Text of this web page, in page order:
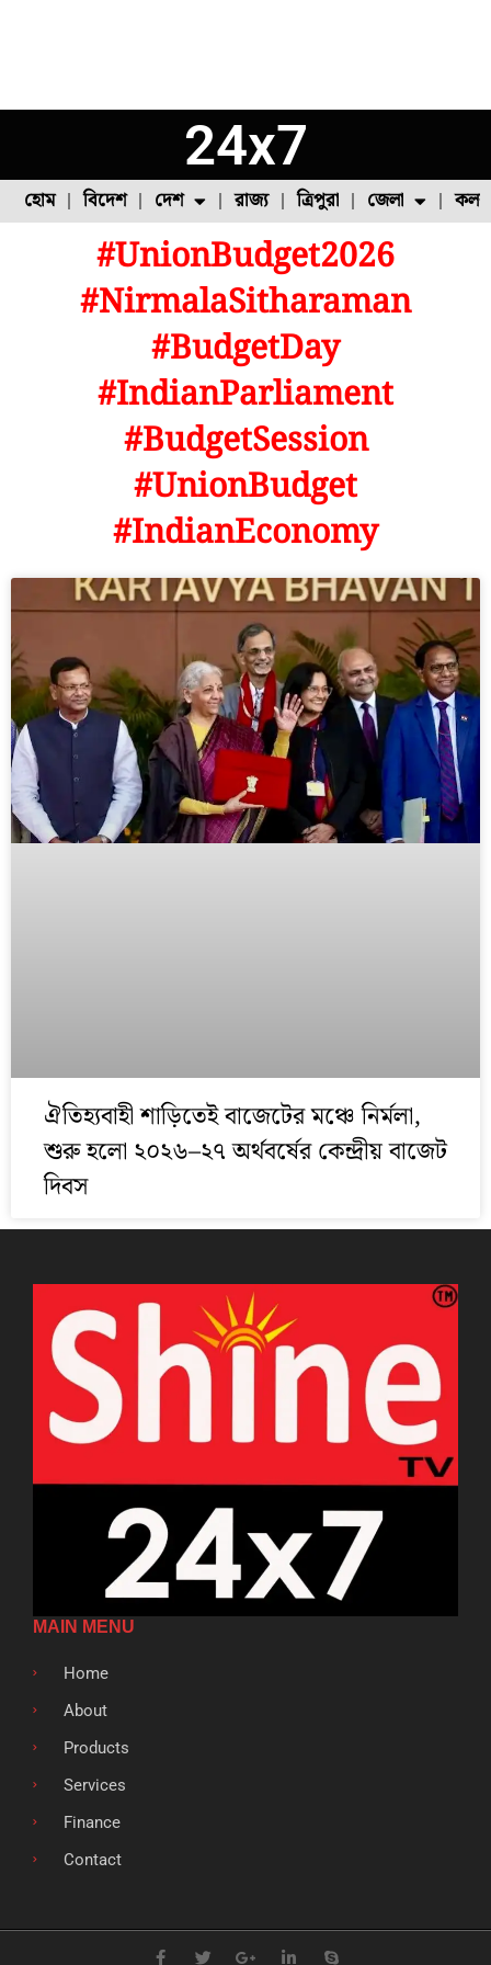
24x7
হোম বিদেশ দেশ
ফুল চাষ ফল চাষ মাছ চাষ
রাজ্য ত্রিপুরা জেলা
উত্তর ২৪ পরগনা
#UnionBudget2026
#NirmalaSitharaman
#BudgetDay
#IndianParliament
#BudgetSession
#UnionBudget
#IndianEconomy
ঐতিহ্যবাহী শাড়িতেই বাজেটের মঞ্চে নির্মলা,
শুরু হলো ২০২৬–২৭ অর্থবর্ষের কেন্দ্রীয় বাজেট
দিবস
MAIN MENU
Home
About
Products
Services
Finance
Contact
F
a
T
w
G
o
L
i
S
k